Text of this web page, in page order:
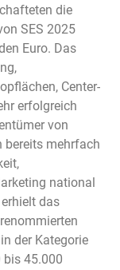
die
SES 2025
Euro. Das
Center-
erfolgreich
von
bereits mehrfach
national
das
der Kategorie
bis 45.000